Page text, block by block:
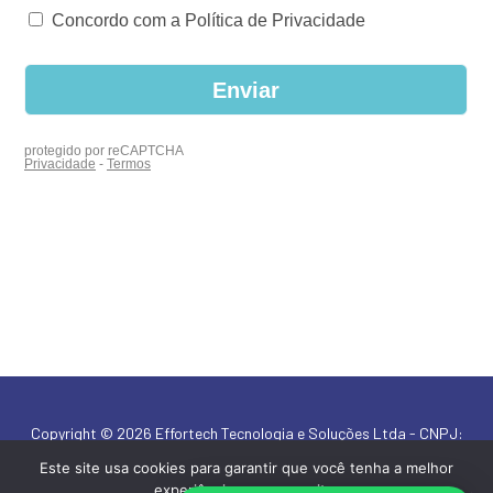
Copyright © 2026 Effortech Tecnologia e Soluções Ltda - CNPJ:
Este site usa cookies para garantir que você tenha a melhor